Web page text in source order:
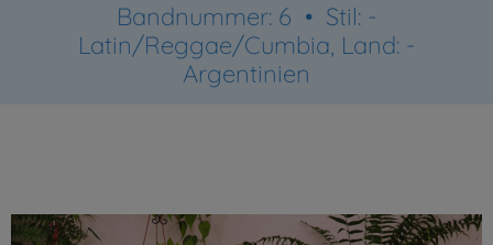
Bandnummer: 6 • Stil: -
Latin/Reggae/Cumbia, Land: -
Argentinien